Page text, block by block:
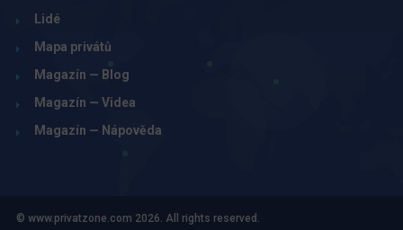
Lidé
Mapa privátů
Magazín — Blog
Magazín — Videa
Magazín — Nápověda
© www.privatzone.com 2026. All rights reserved.